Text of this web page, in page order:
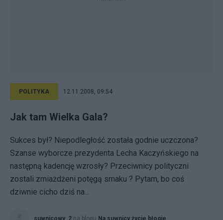
POLITYKA 12.11.2008, 09:54
Jak tam Wielka Gala?
Sukces był? Niepodległość została godnie uczczona?
Szanse wyborcze prezydenta Lecha Kaczyńskiego na
następną kadencję wzrosły? Przeciwnicy polityczni
zostali zmiażdżeni potęgą smaku ? Pytam, bo coś
dziwnie cicho dziś na...
suwnicowy_2 na blogu Na suwnicy życie błogie